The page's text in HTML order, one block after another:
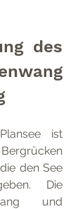
des
ist
den See
Die
und